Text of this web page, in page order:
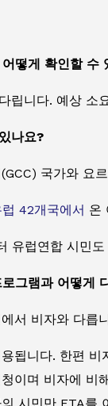
떻게 확인할 수
립니다. 예상
나요?
국가와 요
럽 42개국에서 온
유럽연합 시민
그램과 어떻게
서 비자와 다릅
됩니다. 한편
이며 비자에 비